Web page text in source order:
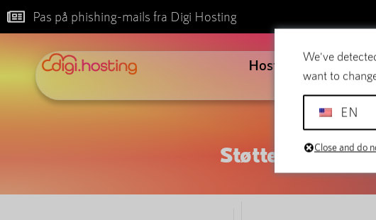
Pas på phishing-mails fra Digi Hosting
Hosting E-mail
Støtte
We've
want to
EN
Close and do